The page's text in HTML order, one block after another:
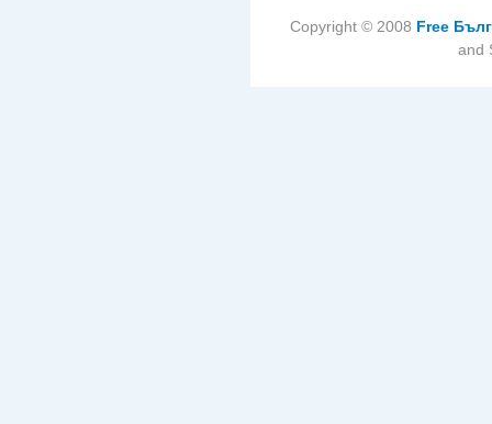
Copyright © 2008 Free
and